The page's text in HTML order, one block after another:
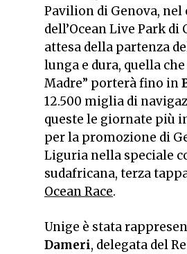
Pavilion di Genova, nel
dell’Ocean Live Park di
attesa della partenza
lunga e dura, quella
Madre” porterà fino in
12.500 miglia di
queste le giornate più
per la promozione di
Liguria nella speciale
sudafricana, terza
Ocean Race.
Unige è stata
Dameri, delegata del